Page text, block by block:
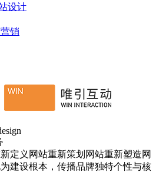
设计
销
定义网站重新策划网站重新塑造网
建设根本，传播品牌独特个性与核